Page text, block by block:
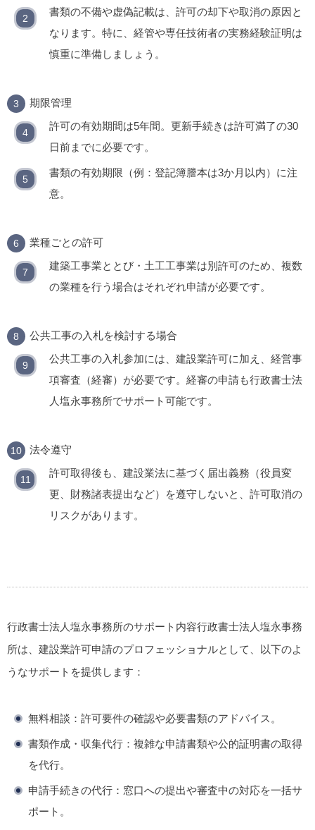
書類の不備や虚偽記載は、許可の却下や取消の原因と
なります。特に、経管や専任技術者の実務経験証明は
慎重に準備しましょう。
期限管理
許可の有効期間は5年間。更新手続きは許可満了の30
日前までに必要です。
書類の有効期限（例：登記簿謄本は3か月以内）に注
意。
業種ごとの許可
建築工事業ととび・土工工事業は別許可のため、複数
の業種を行う場合はそれぞれ申請が必要です。
公共工事の入札を検討する場合
公共工事の入札参加には、建設業許可に加え、経営事
項審査（経審）が必要です。経審の申請も行政書士法
人塩永事務所でサポート可能です。
法令遵守
許可取得後も、建設業法に基づく届出義務（役員変
更、財務諸表提出など）を遵守しないと、許可取消の
リスクがあります。
行政書士法人塩永事務所のサポート内容行政書士法人塩永事務
所は、建設業許可申請のプロフェッショナルとして、以下のよ
うなサポートを提供します：
無料相談 ：許可要件の確認や必要書類のアドバイス。
書類作成・収集代行 ：複雑な申請書類や公的証明書の取得
を代行。
申請手続きの代行 ：窓口への提出や審査中の対応を一括サ
ポート。